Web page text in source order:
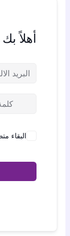
أهلاً
البقاء